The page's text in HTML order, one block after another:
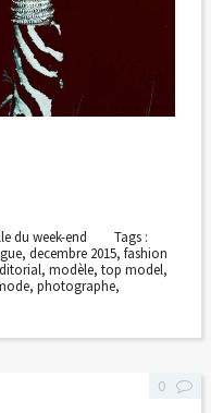
du week-end
Tags :
, decembre 2015, fashion
, modèle, top model,
, photographe,
0